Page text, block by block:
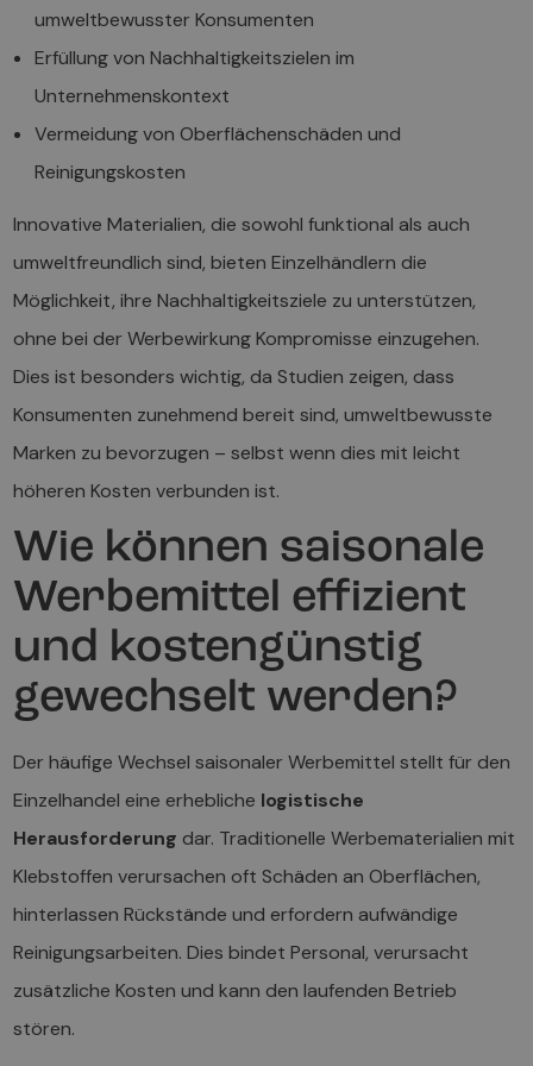
umweltbewusster Konsumenten
Erfüllung von Nachhaltigkeitszielen im
Unternehmenskontext
Vermeidung von Oberflächenschäden und
Reinigungskosten
Innovative Materialien, die sowohl funktional als auch
umweltfreundlich sind, bieten Einzelhändlern die
Möglichkeit, ihre Nachhaltigkeitsziele zu unterstützen,
ohne bei der Werbewirkung Kompromisse einzugehen.
Dies ist besonders wichtig, da Studien zeigen, dass
Konsumenten zunehmend bereit sind, umweltbewusste
Marken zu bevorzugen – selbst wenn dies mit leicht
höheren Kosten verbunden ist.
Wie können saisonale
Werbemittel effizient
und kostengünstig
gewechselt werden?
Der häufige Wechsel saisonaler Werbemittel stellt für den
Einzelhandel eine erhebliche logistische
Herausforderung dar. Traditionelle Werbematerialien mit
Klebstoffen verursachen oft Schäden an Oberflächen,
hinterlassen Rückstände und erfordern aufwändige
Reinigungsarbeiten. Dies bindet Personal, verursacht
zusätzliche Kosten und kann den laufenden Betrieb
stören.